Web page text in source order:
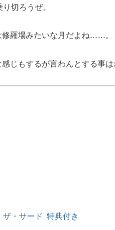
切ろうぜ。
羅場みたいな月だよね……。
感じもするが言わんとする事
・サード 特典付き